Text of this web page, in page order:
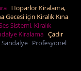
Hoparlör Kiralama,
Gecesi için Kiralık Kına
Sistemi, Kiralık
Kiralama Çadır
Sandalye Profesyonel